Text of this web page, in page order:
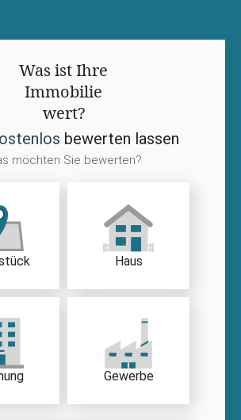
Was ist Ihre
Immobilie
wert?
bewerten lassen
möchten Sie bewerten?
Haus
Gewerbe